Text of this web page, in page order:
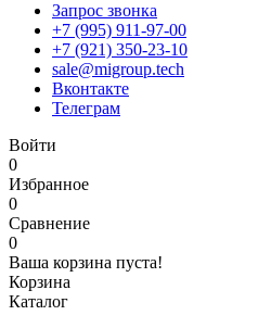
Запрос звонка
+7 (995) 911-97-00
+7 (921) 350-23-10
sale@migroup.tech
Вконтакте
Телеграм
Войти
0
Избранное
0
Сравнение
0
Ваша корзина пуста!
Корзина
Каталог